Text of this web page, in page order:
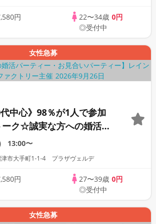
円
22〜34歳 0円
◎受付中
女性急募
中心》98％が1人で参加
ク☆誠実な方への婚活パ
13:00〜
津市大手町1-1-4 プラザヴェルデ
円
27〜39歳 0円
◎受付中
女性急募